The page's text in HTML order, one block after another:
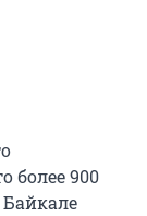
более 900